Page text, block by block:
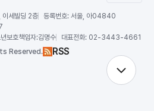
세빌딩 2층 등록번호: 서울, 아04840
보호책임자:김명수 대표전화: 02-3443-4661
Reserved. RSS